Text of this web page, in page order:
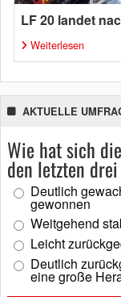
LF 20 landet
Weiterlesen
AKTUELLE
Wie hat sich
den letzten
Deutlich
gewonnen
Weitgehend
Leicht
Deutlich
eine große